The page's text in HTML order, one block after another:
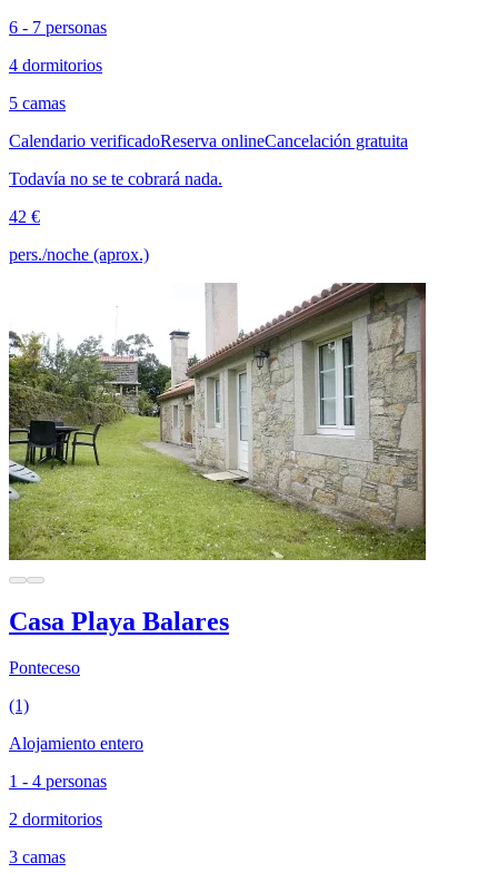
6 - 7 personas
4 dormitorios
5 camas
Calendario verificadoReserva onlineCancelación gratuita
Todavía no se te cobrará nada.
42 €
pers./noche (aprox.)
Casa Playa Balares
Ponteceso
(1)
Alojamiento entero
1 - 4 personas
2 dormitorios
3 camas